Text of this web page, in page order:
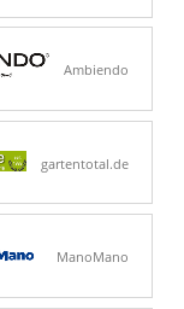
Ambiendo
gartentotal.de
ManoMano